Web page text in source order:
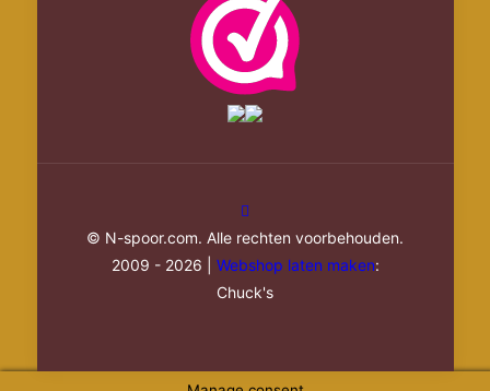
© N-spoor.com. Alle rechten voorbehouden.
2009 - 2026 | Webshop laten maken:
Chuck's